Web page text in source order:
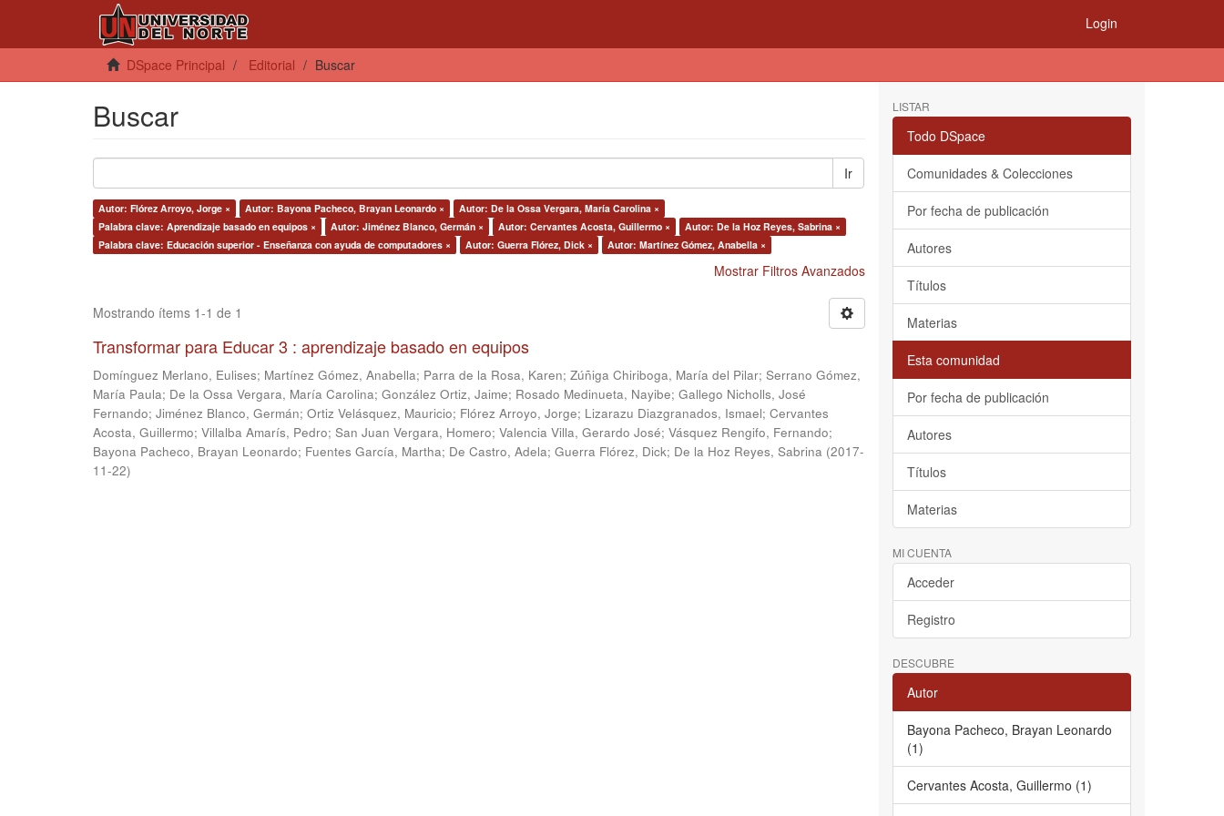
Login
DSpace Principal Editorial Buscar
Buscar
Ir
Autor: Flórez Arroyo, Jorge × Autor: Bayona Pacheco, Brayan Leonardo ×
Autor: De la Ossa Vergara, María Carolina ×
Palabra clave: Aprendizaje basado en equipos ×
Autor: Jiménez Blanco, Germán × Autor: Cervantes Acosta, Guillermo ×
Autor: De la Hoz Reyes, Sabrina ×
Palabra clave: Educación superior - Enseñanza con ayuda de computadores ×
Autor: Guerra Flórez, Dick × Autor: Martínez Gómez, Anabella ×
Mostrar Filtros Avanzados
Mostrando ítems 1-1 de 1
Transformar para Educar 3 : aprendizaje basado en equipos
Domínguez Merlano, Eulises; Martínez Gómez, Anabella; Parra de la Rosa, Karen; Zúñiga Chiriboga, María del Pilar; Serrano Gómez,
María Paula; De la Ossa Vergara, María Carolina; González Ortiz, Jaime; Rosado Medinueta, Nayibe; Gallego Nicholls, José
Fernando; Jiménez Blanco, Germán; Ortiz Velásquez, Mauricio; Flórez Arroyo, Jorge; Lizarazu Diazgranados, Ismael; Cervantes
Acosta, Guillermo; Villalba Amarís, Pedro; San Juan Vergara, Homero; Valencia Villa, Gerardo José; Vásquez Rengifo, Fernando;
Bayona Pacheco, Brayan Leonardo; Fuentes García, Martha; De Castro, Adela; Guerra Flórez, Dick; De la Hoz Reyes, Sabrina (2017-
11-22)
LISTAR
Todo DSpace
Comunidades & Colecciones
Por fecha de publicación
Autores
Títulos
Materias
Esta comunidad
Por fecha de publicación
Autores
Títulos
Materias
MI CUENTA
Acceder
Registro
DESCUBRE
Autor
Bayona Pacheco, Brayan Leonardo
(1)
Cervantes Acosta, Guillermo (1)